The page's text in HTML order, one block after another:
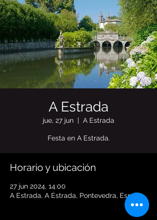
A Estrada
jue, 27 jun
  |
A Estrada
Festa en A Estrada.
Horario y ubicación
27 jun 2024, 14:00
A Estrada, A Estrada, Pontevedra, España